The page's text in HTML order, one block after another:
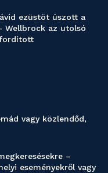
ezüstöt úszott a
Wellbrock az utolsó
vagy közlendőd,
–
eseményekről vagy